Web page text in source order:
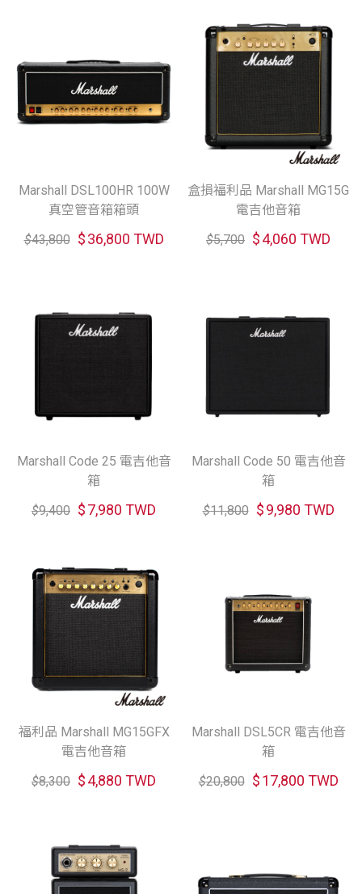
Marshall DSL100HR 100W
真空管音箱箱頭
$43,800 $36,800 TWD
盒損福利品 Marshall MG15G
電吉他音箱
$5,700 $4,060 TWD
Marshall Code 25 電吉他音
箱
$9,400 $7,980 TWD
Marshall Code 50 電吉他音
箱
$11,800 $9,980 TWD
福利品 Marshall MG15GFX
電吉他音箱
$8,300 $4,880 TWD
Marshall DSL5CR 電吉他音
箱
$20,800 $17,800 TWD